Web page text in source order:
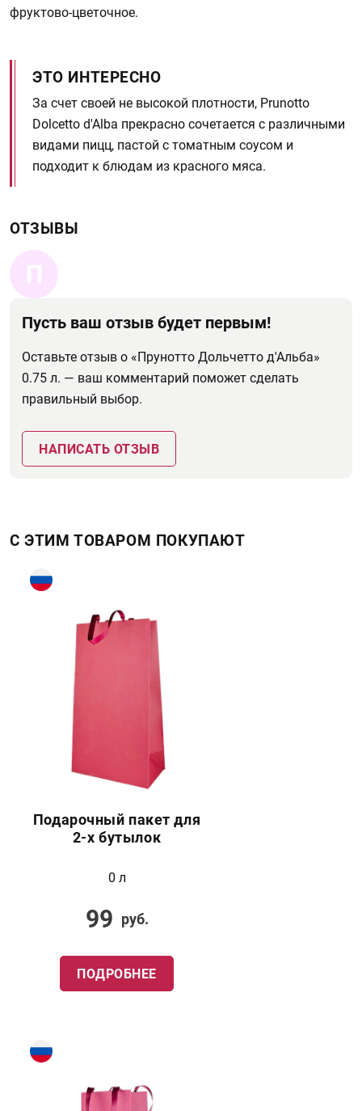
фруктово-цветочное.
ЭТО ИНТЕРЕСНО
За счет своей не высокой плотности, Prunotto
Dolcetto d'Alba прекрасно сочетается с различными
видами пицц, пастой с томатным соусом и
подходит к блюдам из красного мяса.
ОТЗЫВЫ
П
Пусть ваш отзыв будет первым!
Оставьте отзыв о «Прунотто Дольчетто д'Альба»
0.75 л. — ваш комментарий поможет сделать
правильный выбор.
НАПИСАТЬ ОТЗЫВ
С ЭТИМ ТОВАРОМ ПОКУПАЮТ
Подарочный пакет для
2-х бутылок
0 л
99 руб.
ПОДРОБНЕЕ